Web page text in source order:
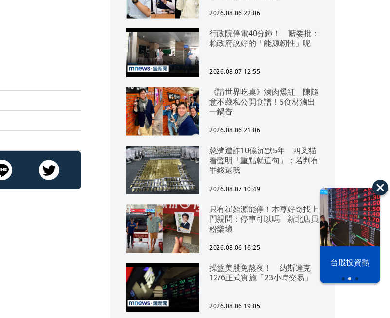
漢光42演習 台股投資熱
2026.08.06 22:06
行政院停電40分鐘！ 藍委批：
賴政府說好的「能源韌性」呢
2026.08.07 12:55
《請世界吃桌》滷肉爆紅 陳隨
意不藏私公開食譜！5食材滷出
一鍋香
2026.08.06 21:06
慈濟遭詐10億沉默5年 四叉貓
看聲明「重點就這句」：若判有
罪錢還我
2026.08.07 10:49
只有崔始源能停！本尊好奇找上
門親問：停車可以嗎 新北店員
粉樂壞
2026.08.06 16:25
操盤美股免熬夜！ 納斯達克
12/6正式實施「23小時交易」
2026.08.06 19:05